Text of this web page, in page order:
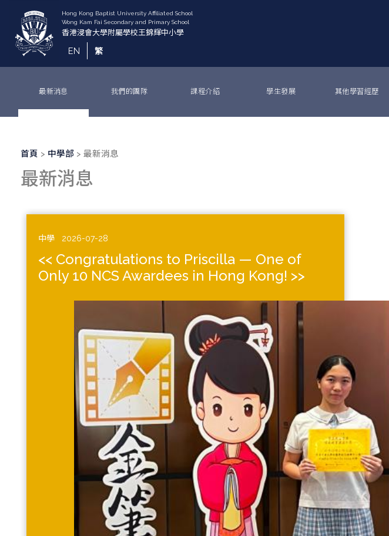
EN 繁
最新消息 我們的團隊 課程介紹 學生發展 其他學習經歷
導
連
結
首頁 中學部 最新消息
最新消息
中學 2026-07-28
<< Congratulations to Priscilla — One of
Only 10 NCS Awardees in Hong Kong! >>